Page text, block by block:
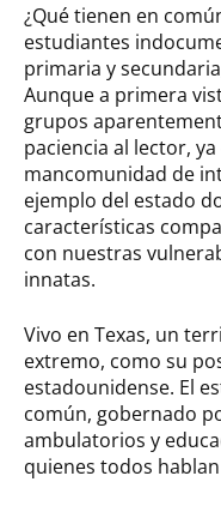
¿Qué tienen en
estudiantes
primaria y
Aunque a primera
grupos
paciencia al lector,
mancomunidad de
ejemplo del estado
características
con nuestras
innatas.
Vivo en Texas, un
extremo, como su
estadounidense. El
común, gobernado
ambulatorios y
quienes todos